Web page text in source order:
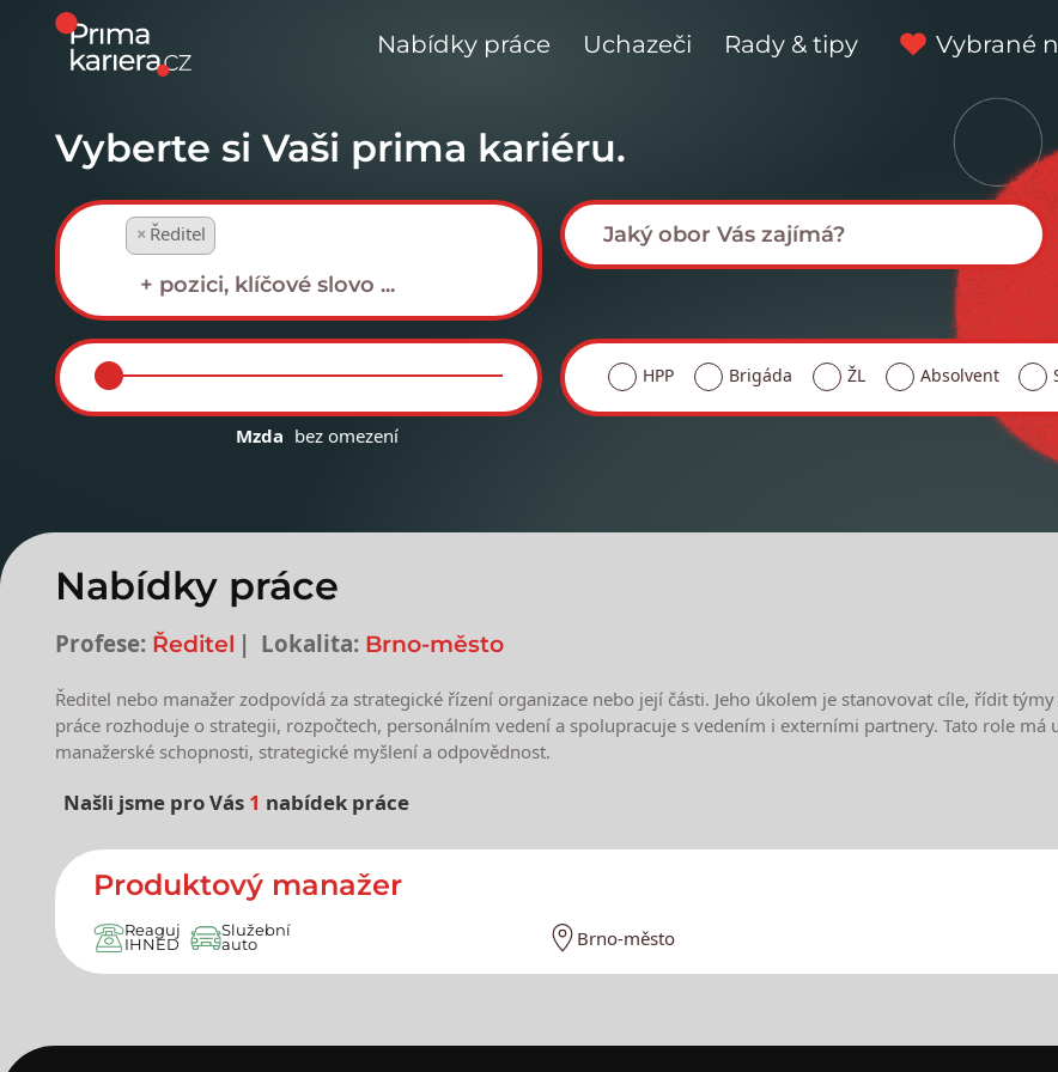
Nabídky práce Uchazeči Rady & tipy Vybrané
Vyberte si Vaši prima kariéru.
× Ředitel
Mzda bez omezení
HPP Brigáda ŽL Absolvent
Nabídky práce
Profese: Ředitel Lokalita: Brno-město
Ředitel nebo manažer zodpovídá za strategické řízení organizace nebo její části. Jeho úkolem je stanovovat cíle, řídit
práce rozhoduje o strategii, rozpočtech, personálním vedení a spolupracuje s vedením i externími partnery. Tato role
manažerské schopnosti, strategické myšlení a odpovědnost.
Našli jsme pro Vás 1 nabídek práce
Nejnovější nabídky práce
Produktový manažer
Reaguj
IHNED
Služební
auto
Brno-město